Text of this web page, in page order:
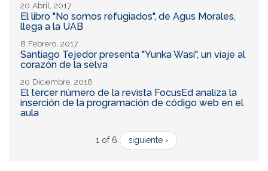
20 Abril, 2017
El libro "No somos refugiados", de Agus Morales,
llega a la UAB
8 Febrero, 2017
Santiago Tejedor presenta "Yunka Wasi", un viaje al
corazón de la selva
20 Diciembre, 2016
El tercer número de la revista FocusEd analiza la
inserción de la programación de código web en el
aula
1 of 6 siguiente ›